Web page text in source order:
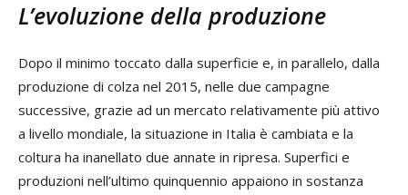
L’evoluzione della produzione
Dopo il minimo toccato dalla superficie e, in parallelo, dalla
produzione di colza nel 2015, nelle due campagne
successive, grazie ad un mercato relativamente più attivo
a livello mondiale, la situazione in Italia è cambiata e la
coltura ha inanellato due annate in ripresa. Superfici e
produzioni nell’ultimo quinquennio appaiono in sostanza